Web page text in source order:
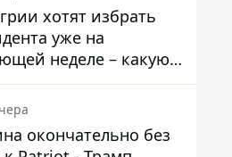
хотят избрать
уже на
неделе – какую
окончательно без